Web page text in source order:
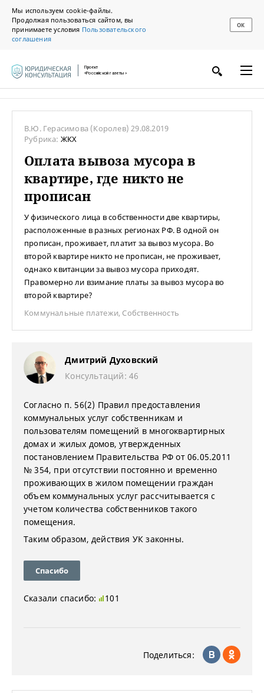
Мы используем cookie-файлы.
Продолжая пользоваться сайтом, вы
принимаете условия Пользовательского
соглашения
ОК
Проект
«Российской газеты»
В.Ю. Герасимова (Королев)29.08.2019
Рубрика: ЖКХ
Оплата вывоза мусора в
квартире, где никто не
прописан
У физического лица в собственности две квартиры,
расположенные в разных регионах РФ. В одной он
прописан, проживает, платит за вывоз мусора. Во
второй квартире никто не прописан, не проживает,
однако квитанции за вывоз мусора приходят.
Правомерно ли взимание платы за вывоз мусора во
второй квартире?
Коммунальные платежи, Собственность
Дмитрий Духовский
Консультаций: 46
Согласно п. 56(2) Правил предоставления
коммунальных услуг собственникам и
пользователям помещений в многоквартирных
домах и жилых домов, утвержденных
постановлением Правительства РФ от 06.05.2011
№ 354, при отсутствии постоянно и временно
проживающих в жилом помещении граждан
объем коммунальных услуг рассчитывается с
учетом количества собственников такого
помещения.
Таким образом, действия УК законны.
Спасибо
Сказали спасибо: 101
Поделиться: